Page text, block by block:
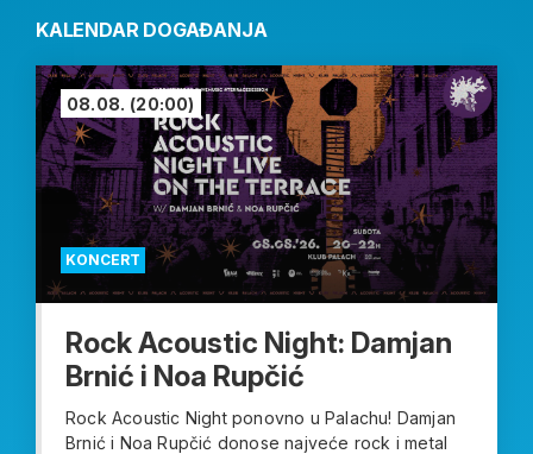
KALENDAR DOGAĐANJA
KONCERT
08.08. (20:00)
Rock Acoustic Night: Damjan
Brnić i Noa Rupčić
Rock Acoustic Night ponovno u Palachu! Damjan
Brnić i Noa Rupčić donose najveće rock i metal